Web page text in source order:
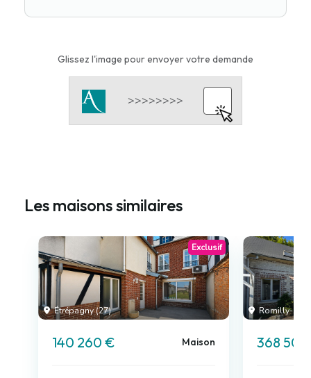
Glissez l'image pour envoyer votre demande
Les maisons similaires
Étrépagny (27)
Exclusif
140 260 € Maison
Romilly-sur-
368